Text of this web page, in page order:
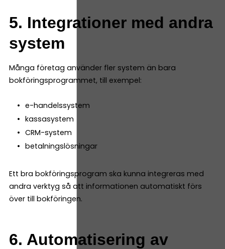
5. Integrationer med andra
system
Många företag använder fler system än bara
bokföringsprogrammet, till exempel:
e-handelssystem
kassasystem
CRM-system
betalningslösningar
Ett bra bokföringsprogram ska kunna integreras med
andra verktyg så att informationen automatiskt förs
över till bokföringen.
6. Automatisering av